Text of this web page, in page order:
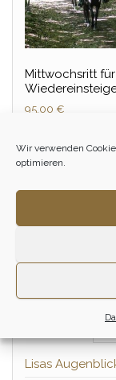
Wir verwenden
optimieren.
Mittwochsritt für
95,00 €
Lisas